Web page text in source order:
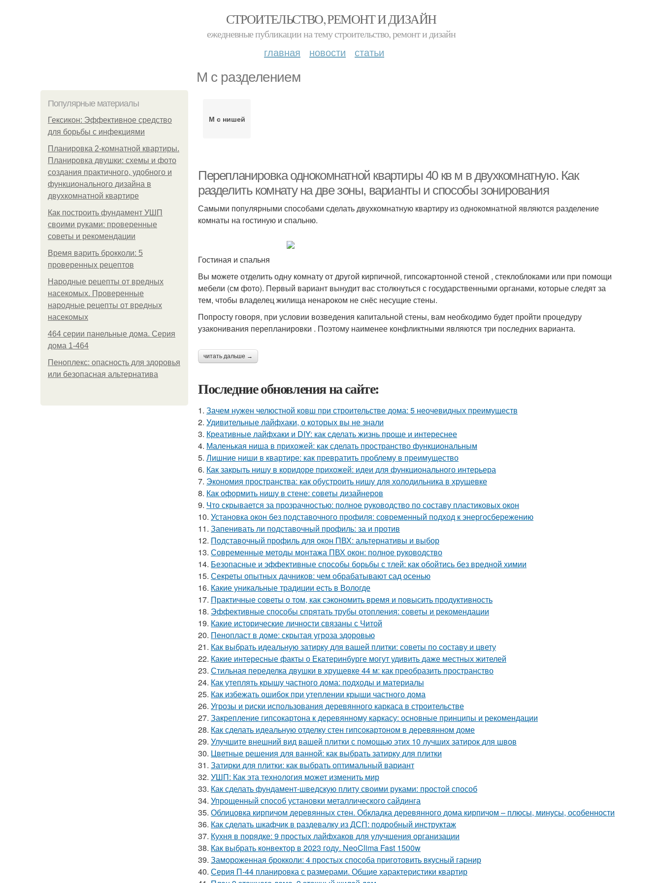
СТРОИТЕЛЬСТВО, РЕМОНТ И ДИЗАЙН
ежедневные публикации на тему строительство, ремонт и дизайн
главная новости статьи
М с разделением
Популярные материалы
Гексикон: Эффективное средство
для борьбы с инфекциями
Планировка 2-комнатной квартиры.
Планировка двушки: схемы и фото
создания практичного, удобного и
функционального дизайна в
двухкомнатной квартире
Как построить фундамент УШП
своими руками: проверенные
советы и рекомендации
Время варить брокколи: 5
проверенных рецептов
Народные рецепты от вредных
насекомых. Проверенные
народные рецепты от вредных
насекомых
464 серии панельные дома. Серия
дома 1-464
Пеноплекс: опасность для здоровья
или безопасная альтернатива
М с нишей
Перепланировка однокомнатной квартиры 40 кв м в двухкомнатную. Как
разделить комнату на две зоны, варианты и способы зонирования
Самыми популярными способами сделать двухкомнатную квартиру из однокомнатной являются разделение
комнаты на гостиную и спальню.
Гостиная и спальня
Вы можете отделить одну комнату от другой кирпичной, гипсокартонной стеной , стеклоблоками или при помощи
мебели (см фото). Первый вариант вынудит вас столкнуться с государственными органами, которые следят за
тем, чтобы владелец жилища ненароком не снёс несущие стены.
Попросту говоря, при условии возведения капитальной стены, вам необходимо будет пройти процедуру
узаконивания перепланировки . Поэтому наименее конфликтными являются три последних варианта.
читать дальше →
Последние обновления на сайте:
1. Зачем нужен челюстной ковш при строительстве дома: 5 неочевидных преимуществ
2. Удивительные лайфхаки, о которых вы не знали
3. Креативные лайфхаки и DIY: как сделать жизнь проще и интереснее
4. Маленькая ниша в прихожей: как сделать пространство функциональным
5. Лишние ниши в квартире: как превратить проблему в преимущество
6. Как закрыть нишу в коридоре прихожей: идеи для функционального интерьера
7. Экономия пространства: как обустроить нишу для холодильника в хрущевке
8. Как оформить нишу в стене: советы дизайнеров
9. Что скрывается за прозрачностью: полное руководство по составу пластиковых окон
10. Установка окон без подставочного профиля: современный подход к энергосбережению
11. Запенивать ли подставочный профиль: за и против
12. Подставочный профиль для окон ПВХ: альтернативы и выбор
13. Современные методы монтажа ПВХ окон: полное руководство
14. Безопасные и эффективные способы борьбы с тлей: как обойтись без вредной химии
15. Секреты опытных дачников: чем обрабатывают сад осенью
16. Какие уникальные традиции есть в Вологде
17. Практичные советы о том, как сэкономить время и повысить продуктивность
18. Эффективные способы спрятать трубы отопления: советы и рекомендации
19. Какие исторические личности связаны с Читой
20. Пенопласт в доме: скрытая угроза здоровью
21. Как выбрать идеальную затирку для вашей плитки: советы по составу и цвету
22. Какие интересные факты о Екатеринбурге могут удивить даже местных жителей
23. Стильная переделка двушки в хрущевке 44 м: как преобразить пространство
24. Как утеплять крышу частного дома: подходы и материалы
25. Как избежать ошибок при утеплении крыши частного дома
26. Угрозы и риски использования деревянного каркаса в строительстве
27. Закрепление гипсокартона к деревянному каркасу: основные принципы и рекомендации
28. Как сделать идеальную отделку стен гипсокартоном в деревянном доме
29. Улучшите внешний вид вашей плитки с помощью этих 10 лучших затирок для швов
30. Цветные решения для ванной: как выбрать затирку для плитки
31. Затирки для плитки: как выбрать оптимальный вариант
32. УШП: Как эта технология может изменить мир
33. Как сделать фундамент-шведскую плиту своими руками: простой способ
34. Упрощенный способ установки металлического сайдинга
35. Облицовка кирпичом деревянных стен. Обкладка деревянного дома кирпичом – плюсы, минусы, особенности
36. Как сделать шкафчик в раздевалку из ДСП: подробный инструктаж
37. Кухня в порядке: 9 простых лайфхаков для улучшения организации
38. Как выбрать конвектор в 2023 году. NeoClima Fast 1500w
39. Замороженная брокколи: 4 простых способа приготовить вкусный гарнир
40. Серия П-44 планировка с размерами. Общие характеристики квартир